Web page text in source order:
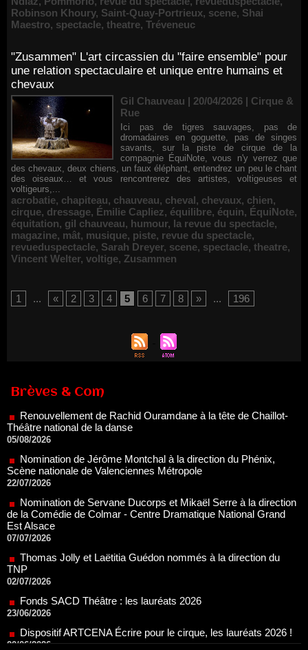
Robinson Khoury, Saint-Quay-Portrieux, scene, Shai
Maestro, spectacle, theatre, Tréveneuc
"Zusammen" L'art circassien du "faire ensemble" pour
une relation spectaculaire et unique entre humains et
chevaux
Gil Chauveau | 20/04/2026 | Cirque &
Rue
Ici pas de tigres sauvages, pas de
dromadaires en goguette, pas de singes
savants, sur la piste de cirque de la
compagnie ÉquiNote, vous n'y verrez que
des chevaux, deux chiens, un faux éléphant, entendrez un peu le chant
des oiseaux… et vous rencontrerez des artistes, voltigeuses et
voltigeurs,...
acrobatie, chapiteau, chauveau, cheval, chevaux, chien,
cirque, dressage, Émilie Capliez, équilibre, équin, ÉquiNote,
équitation, gil chauveau, humour, la revue du spectacle,
magazine, mât, musique, piste, revue du spectacle,
revueduspectacle, Sarah Dreyer, scene, spectacle, theatre,
Vincent Welter, voltige, Zusammen
1 ... « 2 3 4 5 6 7 8 » ... 196
Brèves & Com
Théâtre national de la danse
05/08/2026
Nomination de Jérôme Montchal à la direction du Phénix,
Scène nationale de Valenciennes Métropole
22/07/2026
Nomination de Servane Ducorps et Mikaël Serre à la direction
de la Comédie de Colmar - Centre Dramatique National Grand
Est Alsace
Thomas Jolly et Laëtitia Guédon nommés à la direction du
TNP
02/07/2026
Fonds SACD Théâtre : les lauréats 2026
23/06/2026
Dispositif ARTCENA Écrire pour le cirque, les lauréats 2026 !
20/06/2026
Le palmarès des prix SACD 2026
18/06/2026